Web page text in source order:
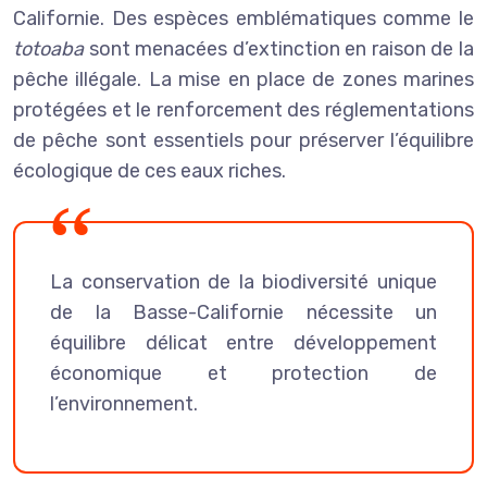
Californie. Des espèces emblématiques comme le
totoabasont menacées d’extinction en raison de la
pêche illégale. La mise en place de zones marines
protégées et le renforcement des réglementations
de pêche sont essentiels pour préserver l’équilibre
écologique de ces eaux riches.
La conservation de la biodiversité unique
de la Basse-Californie nécessite un
équilibre délicat entre développement
économique et protection de
l’environnement.